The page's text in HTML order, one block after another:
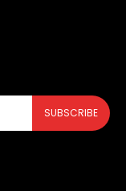
SUBSCRIBE